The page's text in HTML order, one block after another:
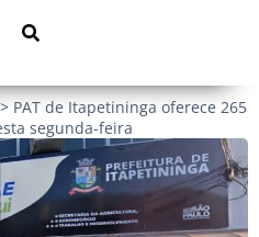
> PAT de Itapetininga oferece 265
segunda-feira